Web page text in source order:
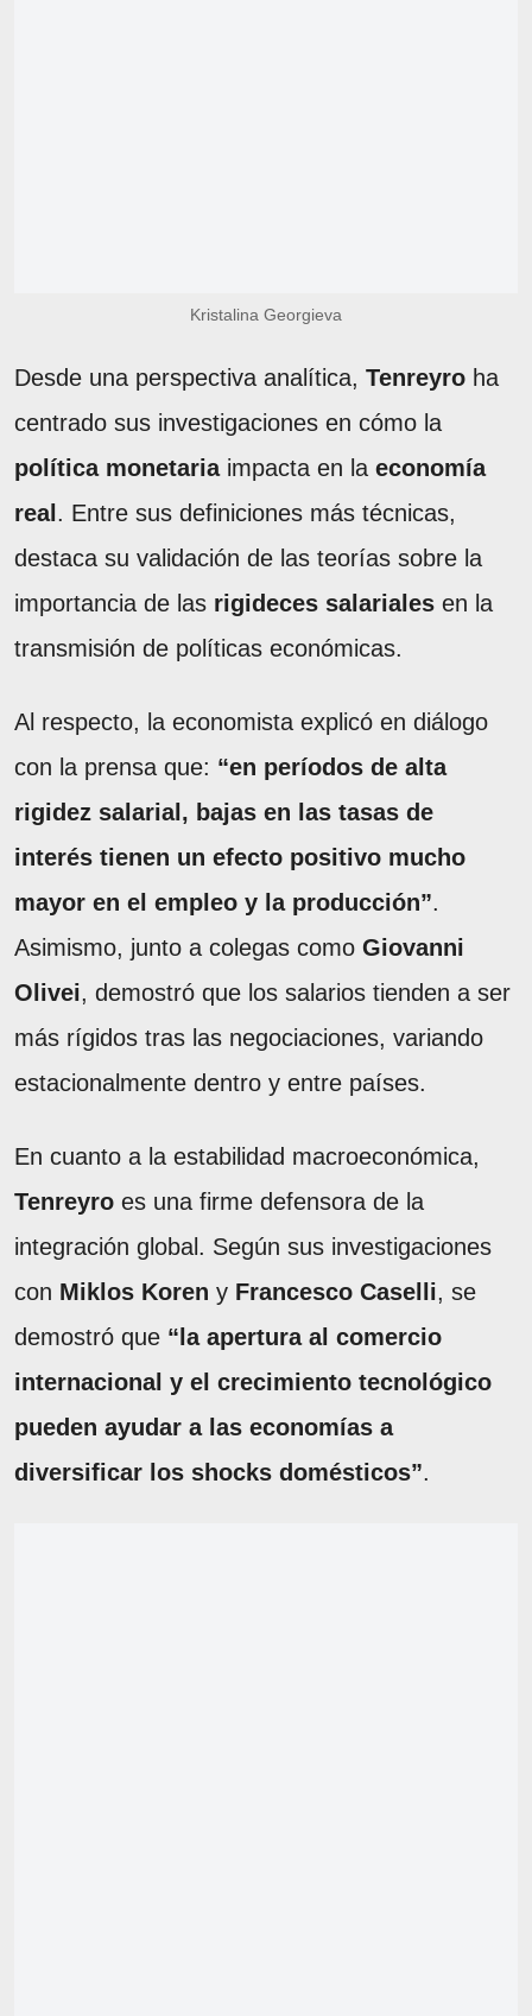
Kristalina Georgieva
Desde una perspectiva analítica, Tenreyro ha
centrado sus investigaciones en cómo la
política monetariaimpacta en la economía
real . Entre sus definiciones más técnicas,
destaca su validación de las teorías sobre la
importancia de las rigideces salariales en la
transmisión de políticas económicas.
Al respecto, la economista explicó en diálogo
con la prensa que: “en períodos de alta
rigidez salarial, bajas en las tasas de
interés tienen un efecto positivo mucho
mayor en el empleo y la producción”.
Asimismo, junto a colegas como Giovanni
Olivei, demostró que los salarios tienden a ser
más rígidos tras las negociaciones, variando
estacionalmente dentro y entre países.
En cuanto a la estabilidad macroeconómica,
Tenreyro es una firme defensora de la
integración global. Según sus investigaciones
con Miklos Koren y Francesco Caselli, se
demostró que “la apertura al comercio
internacional y el crecimiento tecnológico
pueden ayudar a las economías a
diversificar los shocks domésticos”.